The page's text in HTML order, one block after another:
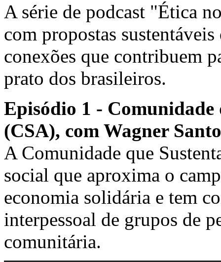
A série de podcast "Ética
com propostas
conexões que contribuem
prato dos brasileiros.
Episódio 1 -
(CSA), com Wagner
A Comunidade que
social que aproxima o
economia solidária e tem
interpessoal de grupos de
comunitária.